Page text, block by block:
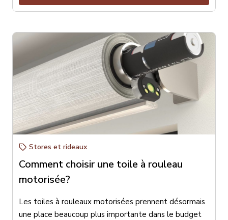
questions sont essentielles et peuvent être résolues
Stores et rideaux
Comment choisir une toile à rouleau
motorisée?
Les toiles à rouleaux motorisées prennent désormais
une place beaucoup plus importante dans le budget